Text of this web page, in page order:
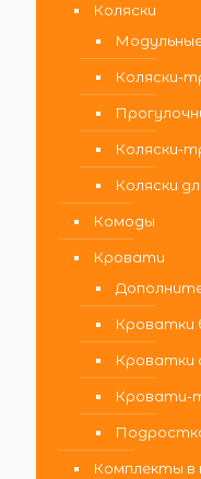
Коляски
Коляски-
Коляски-
Коляски
Комоды
Кровати
Кроватки
Кроватки
Кровати-
Комплекты в